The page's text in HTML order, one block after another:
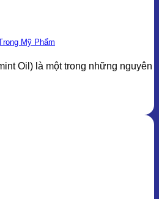
Mỹ Phẩm
Oil) là một trong những nguyên